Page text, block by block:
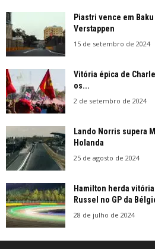
Piastri vence em
Verstappen
15 de setembro de 2024
Vitória épica de
os...
2 de setembro de 2024
Lando Norris supera
Holanda
25 de agosto de 2024
Hamilton herda
Russel no GP da
28 de julho de 2024